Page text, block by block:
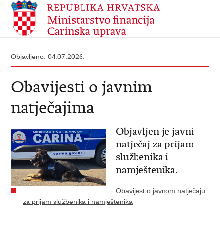
Objavljeno: 04.07.2026.
Obavijesti o javnim
natječajima
Objavljen je javni
natječaj za prijam
službenika i
namještenika.
Obavijest o javnom natječaju
za prijam službenika i namještenika